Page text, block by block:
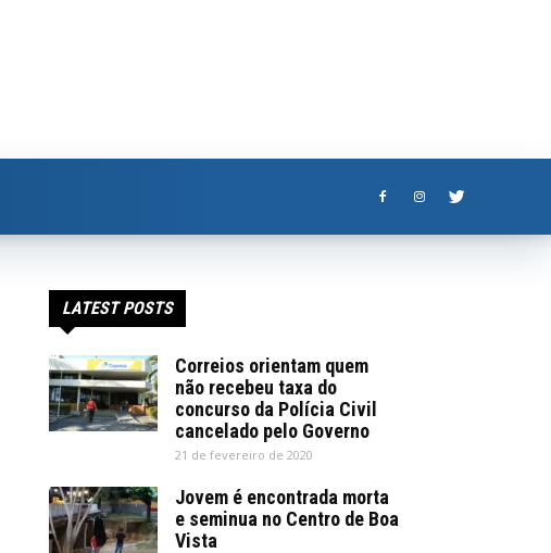
LATEST POSTS
Correios orientam quem
não recebeu taxa do
concurso da Polícia Civil
cancelado pelo Governo
21 de fevereiro de 2020
Jovem é encontrada morta
e seminua no Centro de Boa
Vista